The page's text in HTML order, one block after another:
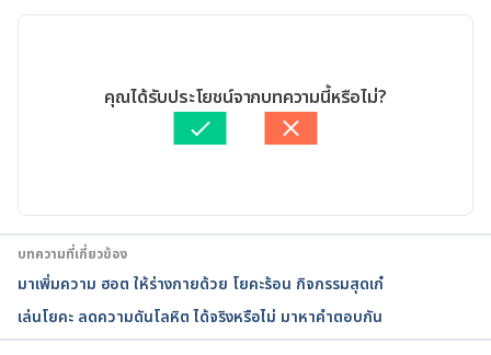
https://www.verywellfit.com/yoga-for-seniors-
. Accessed on April 24, 2020.
senior/exercise/yoga/. Accessed on April 24, 2020.
เขียนโดย Khongrit Somchai
ตรวจสอบความถูกต้องของข้อมูลโดยทีม Hello คุณหมอ
Pattarapong Khuaphu
คุณได้รับประโยชน์จากบทความนี้หรือไม่?
บทความที่เกี่ยวข้อง
มาเพิ่มความ ฮอต ให้ร่างกายด้วย โยคะร้อน กิจกรรมสุดเก๋
เล่นโยคะ ลดความดันโลหิต ได้จริงหรือไม่ มาหาคำตอบกัน